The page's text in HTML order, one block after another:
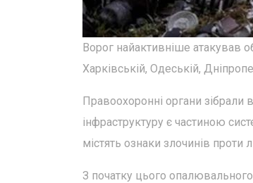
Ворог найактивніше атакував
Харківській, Одеській,
Правоохоронні органи зібрали
інфраструктуру є частиною
містять ознаки злочинів
З початку цього